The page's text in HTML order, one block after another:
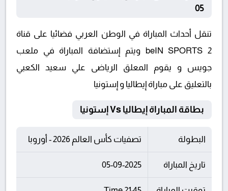
05
تنقل أحداث المباراة في الوطن العربي فضائيا على قناة
beIN SPORTS 2 ويتم إستضافة المباراة في ملعب
جويس و يقوم المعلق الرياضى علي سعيد الكعبي
بالتعليق على مباراة إيطاليا و إستونيا
بطاقة المباراة إيطاليا Vs إستونيا
البطولة تصفيات كأس العالم 2026 - أوروبا
تاريخ المباراة 05-09-2025